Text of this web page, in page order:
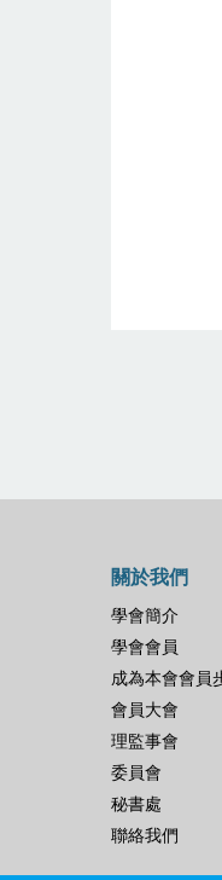
關於我們
學會簡介
學會會員
成為本會會員
會員大會
理監事會
委員會
秘書處
聯絡我們